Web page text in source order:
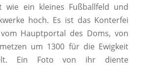
wie ein kleines Fußballfeld und
hoch. Es ist das Konterfei
Hauptportal des Doms, von
um 1300 für die Ewigkeit
Ein Foto von ihr diente